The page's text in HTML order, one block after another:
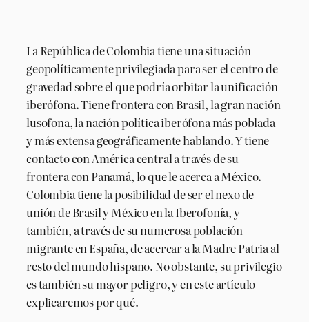
La República de Colombia tiene una situación
geopolíticamente privilegiada para ser el centro de
gravedad sobre el que podría orbitar la unificación
iberófona. Tiene frontera con Brasil, la gran nación
lusofona, la nación política iberófona más poblada
y más extensa geográficamente hablando. Y tiene
contacto con América central a través de su
frontera con Panamá, lo que le acerca a México.
Colombia tiene la posibilidad de ser el nexo de
unión de Brasil y México en la Iberofonía, y
también, a través de su numerosa población
migrante en España, de acercar a la Madre Patria al
resto del mundo hispano. No obstante, su privilegio
es también su mayor peligro, y en este artículo
explicaremos por qué.